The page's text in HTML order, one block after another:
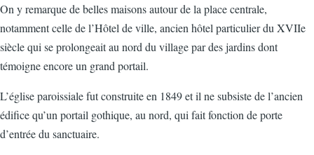
On y remarque de belles maisons autour de la place centrale,
notamment celle de l’Hôtel de ville, ancien hôtel particulier du XVIIe
siècle qui se prolongeait au nord du village par des jardins dont
témoigne encore un grand portail.
L’église paroissiale fut construite en 1849 et il ne subsiste de l’ancien
édifice qu’un portail gothique, au nord, qui fait fonction de porte
d’entrée du sanctuaire.